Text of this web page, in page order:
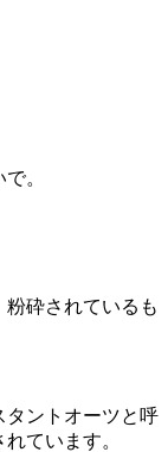
。
砕されているも
タントオーツと呼
ています。